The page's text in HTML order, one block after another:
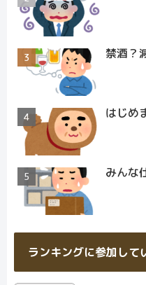
禁酒？
はじめ
みんな
ランキングに参加して